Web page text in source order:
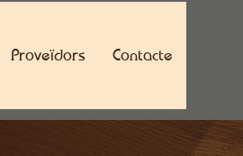
Proveïdors Contacte